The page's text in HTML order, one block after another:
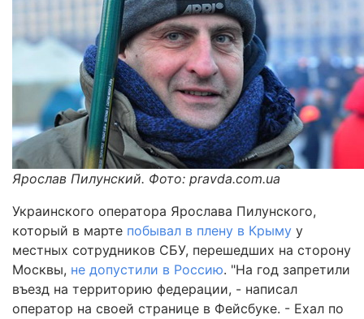
Ярослав Пилунский. Фото: pravda.com.ua
Украинского оператора Ярослава Пилунского,
который в марте побывал в плену в Крыму у
местных сотрудников СБУ, перешедших на сторону
Москвы, не допустили в Россию. "На год запретили
въезд на территорию федерации, - написал
оператор на своей странице в Фейсбуке. - Ехал по